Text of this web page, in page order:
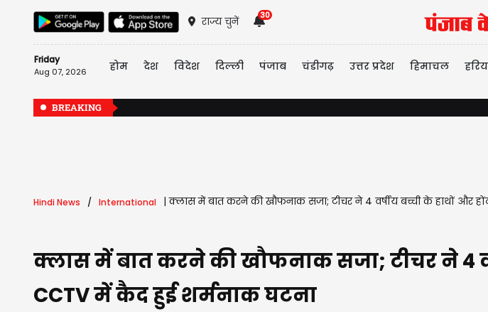
राज्य चुनें
30
Friday
Aug 07, 2026 होम देश विदेश दिल्ली पंजाब चंडीगढ़ उत्तर प्रदेश हिमाचल
BREAKING
Hindi News International |क्लास में बात करने की खौफनाक सजा; टीचर ने 4 वर्षीय बच्ची के हाथों और
क्लास में बात करने की खौफनाक सजा; टीचर ने 4
CCTV में कैद हुई शर्मनाक घटना